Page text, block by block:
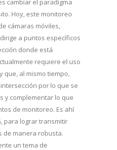
cambiar el paradigma
Hoy, este monitoreo
cámaras móviles,
a puntos específicos
donde está
requiere el uso
que, al mismo tiempo,
por lo que se
y complementar lo que
de monitoreo. Es ahí
para lograr transmitir
de manera robusta.
un tema de